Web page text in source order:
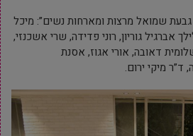
שמואל מרצות ומארחות נשים”: מיכל
אברגיל גוריון, רוני פדידה, שרי אשכנזי,
דאובה, אורי אגוז, אסנת
ד”ר מיקי ירום.